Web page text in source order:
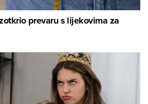
prevaru s lijekovima za